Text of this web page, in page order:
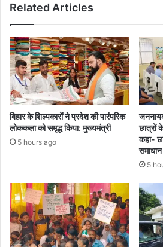
Related Articles
बिहार के शिल्पकारों ने प्रदेश की पारंपरिक
लोककला को समृद्ध किया: मुख्यमंत्री
5 hours ago
छात्रों
कहा-
समाधान
5